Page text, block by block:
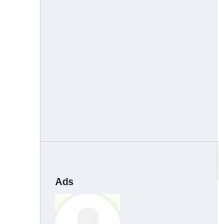
Ads